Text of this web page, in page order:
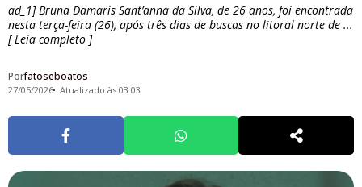
ad_1] Bruna Damaris Sant’anna da Silva, de 26 anos, foi encontrada
nesta terça-feira (26), após três dias de buscas no litoral norte de ...
[ Leia completo ]
Porfatoseboatos
27/05/2026 Atualizado às 03:03